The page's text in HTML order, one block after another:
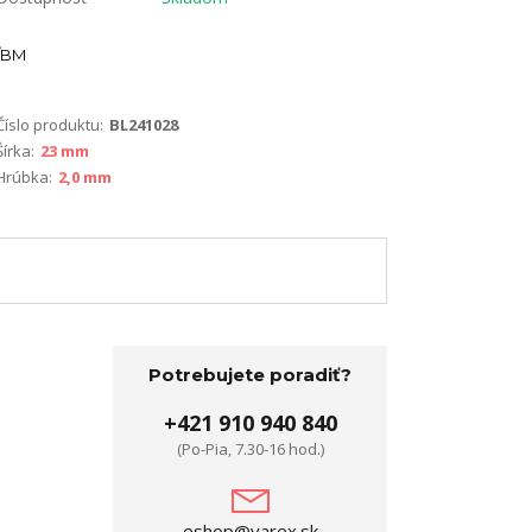
BM
produktu: BL241028
23 mm
2,0 mm
Potrebujete poradiť?
+421 910 940 840
(Po-Pia, 7.30-16 hod.)